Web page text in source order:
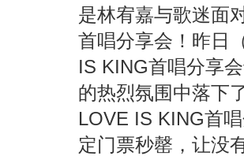
是林宥嘉与歌迷面
首唱分享会！昨日
IS KING首唱分享
的热烈氛围中落下
LOVE IS KING首
定门票秒罄，让没